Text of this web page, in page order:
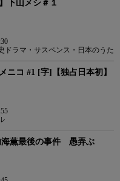
下山メシ＃１
ラマ・サスペンス・日本のうた
ニコ #1 [字]【独占日本初】
薫最後の事件 愚弄ぶ